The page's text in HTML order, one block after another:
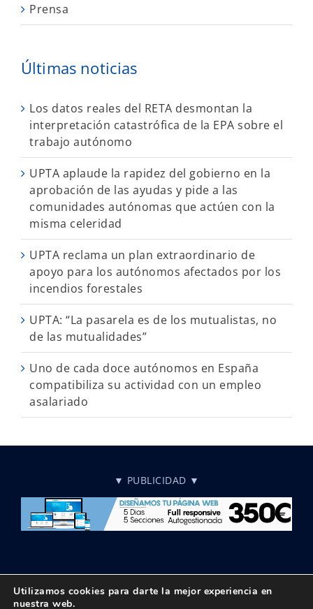
Prensa
Últimas noticias
Los datos reales del RETA desmontan la
interpretación catastrófica de la EPA sobre el
trabajo autónomo
UPTA aplaude la rapidez del gobierno en la
aprobación de las ayudas y pide a las
comunidades autónomas que actúen con la
misma celeridad
UPTA reclama un plan extraordinario de
apoyo para los autónomos afectados por los
incendios forestales
UPTA: “La pasarela es de los mutualistas, no
de las mutualidades”
Uno de cada doce autónomos en España
compatibiliza su actividad con un empleo
asalariado
▼ PUBLICIDAD ▼
Utilizamos cookies para darte la mejor experiencia en
nuestra web.